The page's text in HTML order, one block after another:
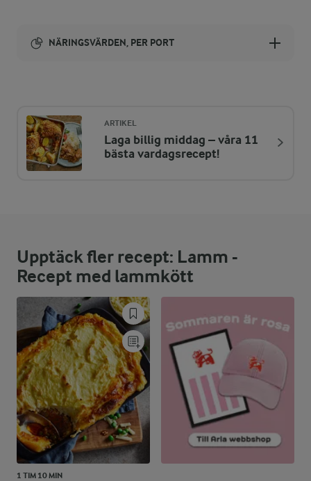
NÄRINGSVÄRDEN, PER PORT
ENERGIDISTRIBUTION %
NÄRINGSVÄRDEN PER PORT
Fett:
76,4 %
52,8 g
Kolhydrater:
10,8 %
16,2 g
ARTIKEL
Laga billig middag – våra 11
bästa vardagsrecept!
Upptäck fler recept: Lamm -
Recept med lammkött
1 TIM 10 MIN